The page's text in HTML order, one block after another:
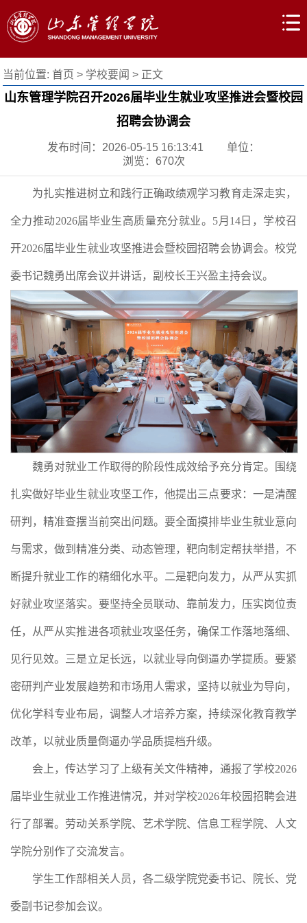
当前位置: 首页 > 学校要闻> 正文
山东管理学院召开2026届毕业生就业攻坚推进会暨校园
招聘会协调会
发布时间：2026-05-15 16:13:41
单位：
浏览： 670次
为扎实推进树立和践行正确政绩观学习教育走深走实，
全力推动2026届毕业生高质量充分就业。5月14日，学校召
开2026届毕业生就业攻坚推进会暨校园招聘会协调会。校党
委书记魏勇出席会议并讲话，副校长王兴盈主持会议。
魏勇对就业工作取得的阶段性成效给予充分肯定。围绕
扎实做好毕业生就业攻坚工作，他提出三点要求：一是清醒
研判，精准查摆当前突出问题。要全面摸排毕业生就业意向
与需求，做到精准分类、动态管理，靶向制定帮扶举措，不
断提升就业工作的精细化水平。二是靶向发力，从严从实抓
好就业攻坚落实。要坚持全员联动、靠前发力，压实岗位责
任，从严从实推进各项就业攻坚任务，确保工作落地落细、
见行见效。三是立足长远，以就业导向倒逼办学提质。要紧
密研判产业发展趋势和市场用人需求，坚持以就业为导向，
优化学科专业布局，调整人才培养方案，持续深化教育教学
改革，以就业质量倒逼办学品质提档升级。
会上，传达学习了上级有关文件精神，通报了学校2026
届毕业生就业工作推进情况，并对学校2026年校园招聘会进
行了部署。劳动关系学院、艺术学院、信息工程学院、人文
学院分别作了交流发言。
学生工作部相关人员，各二级学院党委书记、院长、党
委副书记参加会议。